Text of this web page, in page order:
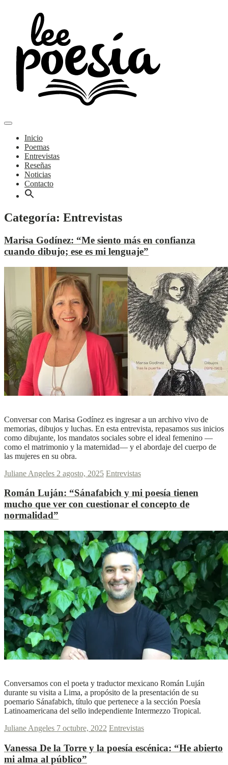
Lee Poesía
Poemas y entrevistas
Menu
Inicio
Poemas
Entrevistas
Reseñas
Noticias
Contacto
Categoría: Entrevistas
Marisa Godínez: “Me siento más en confianza
cuando dibujo; ese es mi lenguaje”
Conversar con Marisa Godínez es ingresar a un archivo vivo de
memorias, dibujos y luchas. En esta entrevista, repasamos sus inicios
como dibujante, los mandatos sociales sobre el ideal femenino —
como el matrimonio y la maternidad— y el abordaje del cuerpo de
las mujeres en su obra.
Juliane Angeles 2 agosto, 2025 Entrevistas
Román Luján: “Sánafabich y mi poesía tienen
mucho que ver con cuestionar el concepto de
normalidad”
Conversamos con el poeta y traductor mexicano Román Luján
durante su visita a Lima, a propósito de la presentación de su
poemario Sánafabich, título que pertenece a la sección Poesía
Latinoamericana del sello independiente Intermezzo Tropical.
Juliane Angeles 7 octubre, 2022 Entrevistas
Vanessa De la Torre y la poesía escénica: “He abierto
mi alma al público”